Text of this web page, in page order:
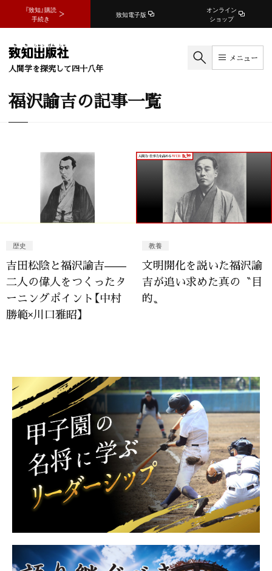
『致知』購読
手続き
致知電子版
オンライン
ショップ
人間学を探究して四十八年
メニュー
福沢諭吉の記事一覧
歴史
吉田松陰と福沢諭吉——
二人の偉人をつくったタ
ーニングポイント【中村
勝範×川口雅昭】
教養
文明開化を説いた福沢諭
吉が追い求めた真の〝目
的〟